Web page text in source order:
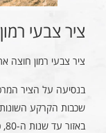
ציר צבעי רמון
ציר צבעי רמון חוצה
בנסיעה על הציר
שכבות הקרקע